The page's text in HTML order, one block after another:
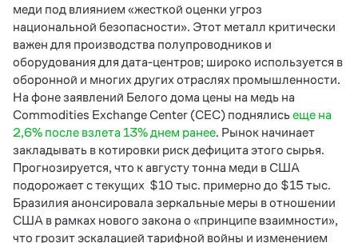
меди под влиянием «жесткой оценки угроз
национальной безопасности». Этот металл критически
важен для производства полупроводников и
оборудования для дата-центров; широко используется в
оборонной и многих других отраслях промышленности.
На фоне заявлений Белого дома цены на медь на
Commodities Exchange Center (CEC) поднялисьеще на
2,6% после взлета 13% днем ранее. Рынок начинает
закладывать в котировки риск дефицита этого сырья.
Прогнозируется, что к августу тонна меди в США
подорожает с текущих $10 тыс. примерно до $15 тыс.
Бразилия анонсировала зеркальные меры в отношении
США в рамках нового закона о «принципе взаимности»,
что грозит эскалацией тарифной войны и изменением